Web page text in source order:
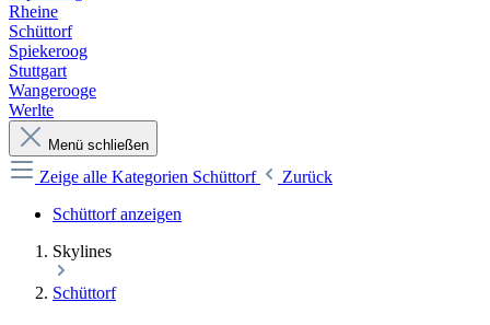
Rheine
Schüttorf
Spiekeroog
Stuttgart
Wangerooge
Werlte
Menü schließen
Zeige alle Kategorien Schüttorf
Zurück
Schüttorf anzeigen
Skylines
Schüttorf